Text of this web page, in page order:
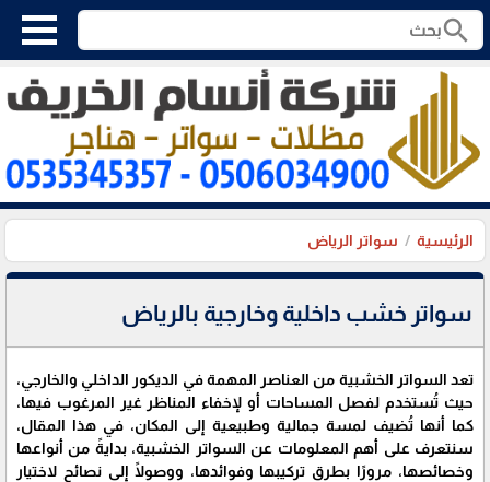
search
الرئيسية سواتر الرياض
سواتر خشب داخلية وخارجية بالرياض
تعد السواتر الخشبية من العناصر المهمة في الديكور الداخلي والخارجي،
حيث تُستخدم لفصل المساحات أو لإخفاء المناظر غير المرغوب فيها،
كما أنها تُضيف لمسة جمالية وطبيعية إلى المكان، في هذا المقال،
سنتعرف على أهم المعلومات عن السواتر الخشبية، بدايةً من أنواعها
وخصائصها، مرورًا بطرق تركيبها وفوائدها، ووصولًا إلى نصائح لاختيار